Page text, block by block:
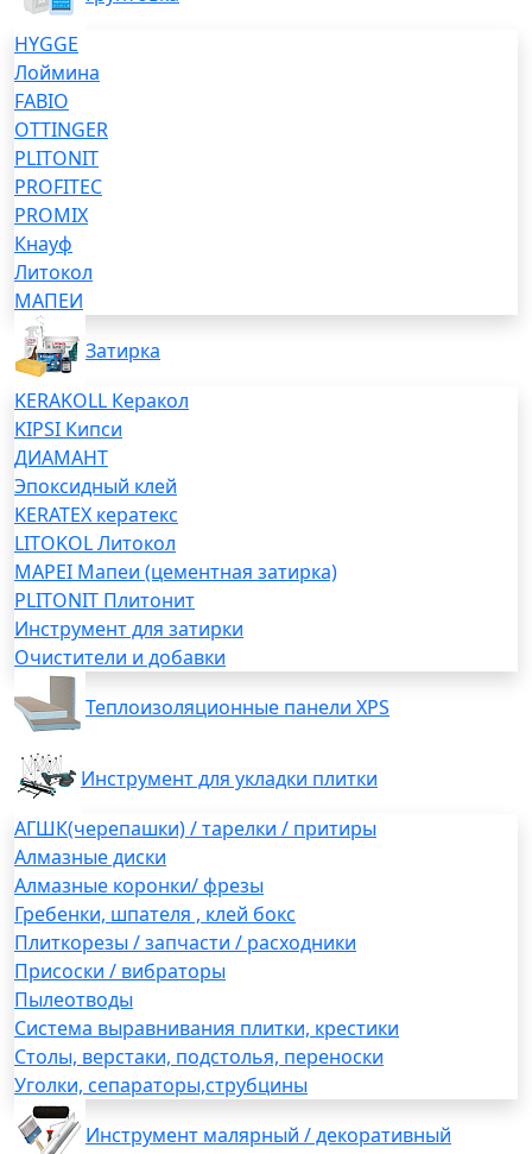
HYGGE
Лоймина
FABIO
OTTINGER
PLITONIT
PROFITEC
PROMIX
Кнауф
Литокол
МАПЕИ
Затирка
KERAKOLL Керакол
KIPSI Кипси
ДИАМАНТ
Эпоксидный клей
KERATEX кератекс
LITOKOL Литокол
MAPEI Мапеи (цементная затирка)
PLITONIT Плитонит
Инструмент для затирки
Очистители и добавки
Теплоизоляционные панели XPS
Инструмент для укладки плитки
АГШК(черепашки) / тарелки / притиры
Алмазные диски
Алмазные коронки/ фрезы
Гребенки, шпателя , клей бокс
Плиткорезы / запчасти / расходники
Присоски / вибраторы
Пылеотводы
Система выравнивания плитки, крестики
Столы, верстаки, подстолья, переноски
Уголки, сепараторы,струбцины
Инструмент малярный / декоративный